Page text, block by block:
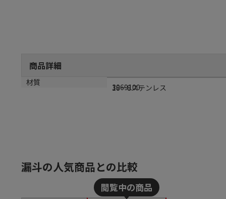
商品詳細
メーカー品番
3069100
材質
18－8ステンレス
漏斗の人気商品との比較